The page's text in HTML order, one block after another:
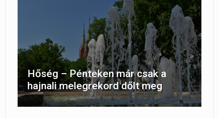
Hőség – Pénteken már csak a
hajnali melegrekord dőlt meg